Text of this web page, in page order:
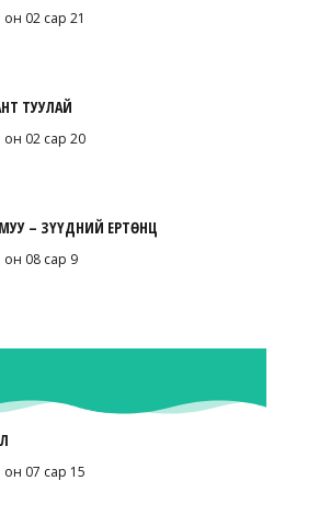
он 02 сар 21
ТУУЛАЙ
он 02 сар 20
– ЗҮҮДНИЙ ЕРТӨНЦ
он 08 сар 9
он 07 сар 15